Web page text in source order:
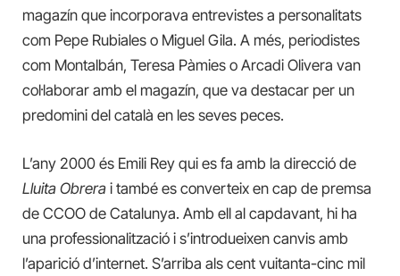
magazín que incorporava entrevistes a personalitats
com Pepe Rubiales o Miguel Gila. A més, periodistes
com Montalbán, Teresa Pàmies o Arcadi Olivera van
col·laborar amb el magazín, que va destacar per un
predomini del català en les seves peces.
L’any 2000 és Emili Rey qui es fa amb la direcció de
Lluita Obrera i també es converteix en cap de premsa
de CCOO de Catalunya. Amb ell al capdavant, hi ha
una professionalització i s’introdueixen canvis amb
l’aparició d’internet. S’arriba als cent vuitanta-cinc mil